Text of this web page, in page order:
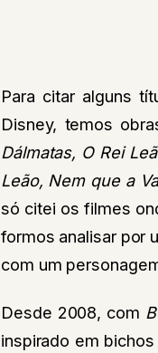
Para citar alguns
Disney, temos
Dálmatas, O Rei
Leão, Nem que a
só citei os filmes
formos analisar por
com um
Desde 2008, com
inspirado em